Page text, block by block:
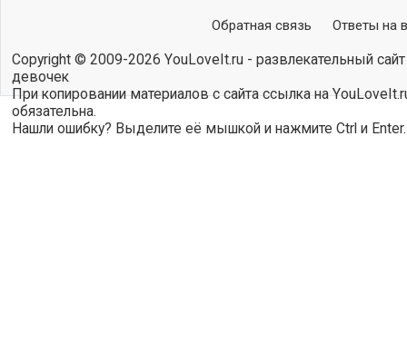
Обратная связь Ответы на
Copyright © 2009-2026 YouLoveIt.ru - развлекательный
девочек
При копировании материалов с сайта ссылка на
обязательна.
Нашли ошибку? Выделите её мышкой и нажмите Ctrl и Enter.